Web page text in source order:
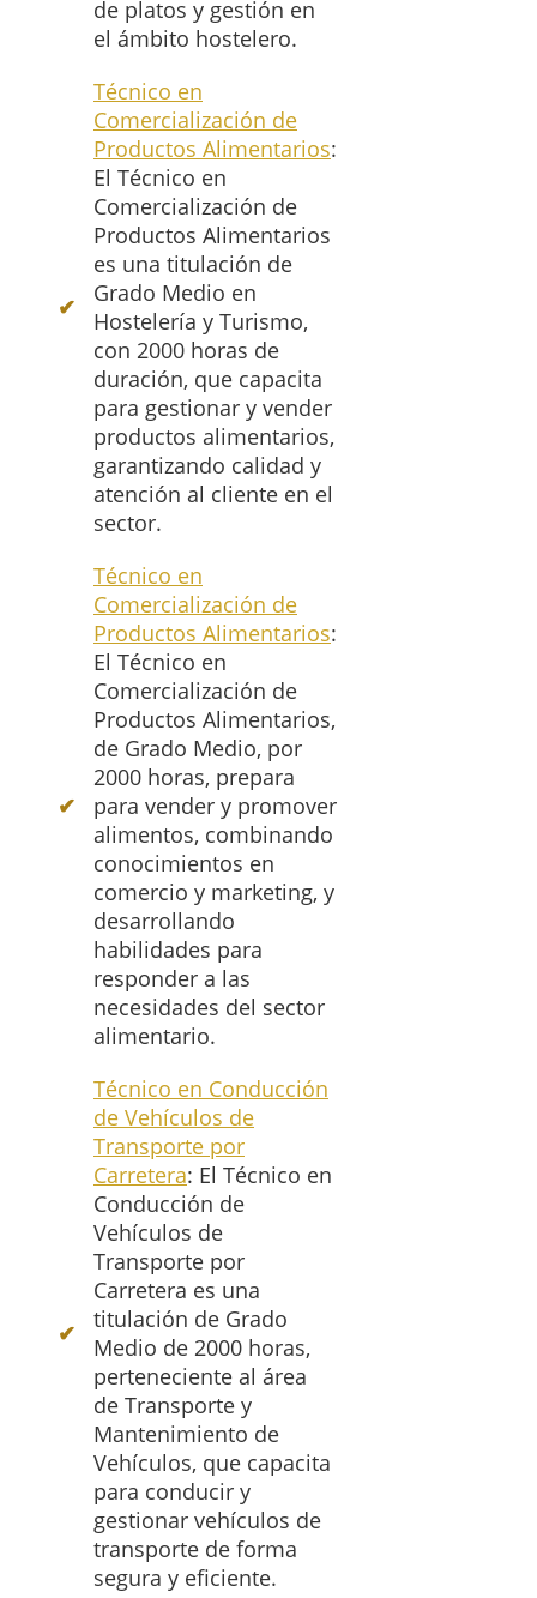
de platos y gestión en
el ámbito hostelero.
Técnico en
Comercialización de
Productos Alimentarios:
El Técnico en
Comercialización de
Productos Alimentarios
es una titulación de
Grado Medio en
Hostelería y Turismo,
con 2000 horas de
duración, que capacita
para gestionar y vender
productos alimentarios,
garantizando calidad y
atención al cliente en el
sector.
Técnico en
Comercialización de
Productos Alimentarios:
El Técnico en
Comercialización de
Productos Alimentarios,
de Grado Medio, por
2000 horas, prepara
para vender y promover
alimentos, combinando
conocimientos en
comercio y marketing, y
desarrollando
habilidades para
responder a las
necesidades del sector
alimentario.
Técnico en Conducción
de Vehículos de
Transporte por
Carretera: El Técnico en
Conducción de
Vehículos de
Transporte por
Carretera es una
titulación de Grado
Medio de 2000 horas,
perteneciente al área
de Transporte y
Mantenimiento de
Vehículos, que capacita
para conducir y
gestionar vehículos de
transporte de forma
segura y eficiente.